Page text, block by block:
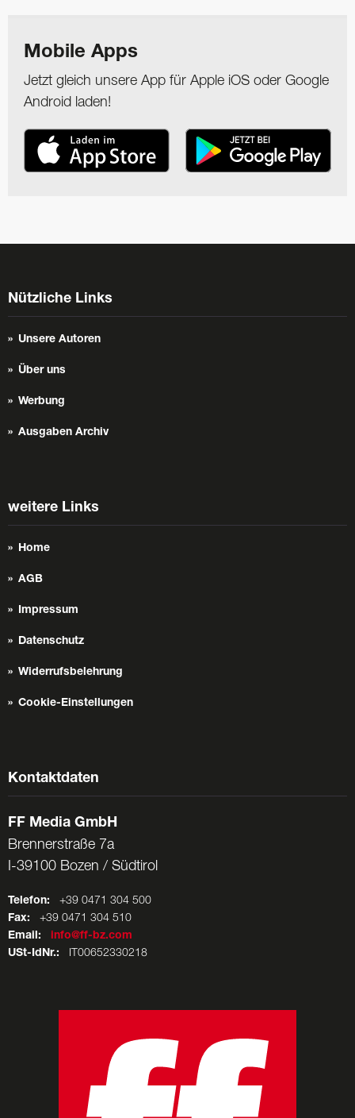
Mobile Apps
Jetzt gleich unsere App für Apple iOS oder Google
Android laden!
Nützliche Links
Unsere Autoren
Über uns
Werbung
Ausgaben Archiv
weitere Links
Home
AGB
Impressum
Datenschutz
Widerrufsbelehrung
Cookie-Einstellungen
Kontaktdaten
FF Media GmbH
Brennerstraße 7a
I-39100 Bozen / Südtirol
Telefon: +39 0471 304 500
Fax: +39 0471 304 510
Email:
info@ff-bz.com
USt-IdNr.: IT00652330218